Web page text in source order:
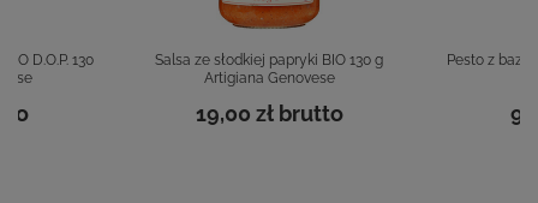
D.O.P. 130
Salsa ze słodkiej papryki BIO 130 g
Artigiana Genovese
19,00 złbrutto
Pesto z